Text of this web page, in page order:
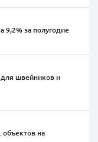
9,2% за полугодие
для швейников и
на